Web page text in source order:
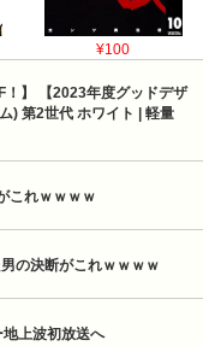
¥100
】 【2023年度グッドデザ
) 第2世代 ホワイト | 軽量
これｗｗｗｗ
の決断がこれｗｗｗｗ
地上波初放送へ